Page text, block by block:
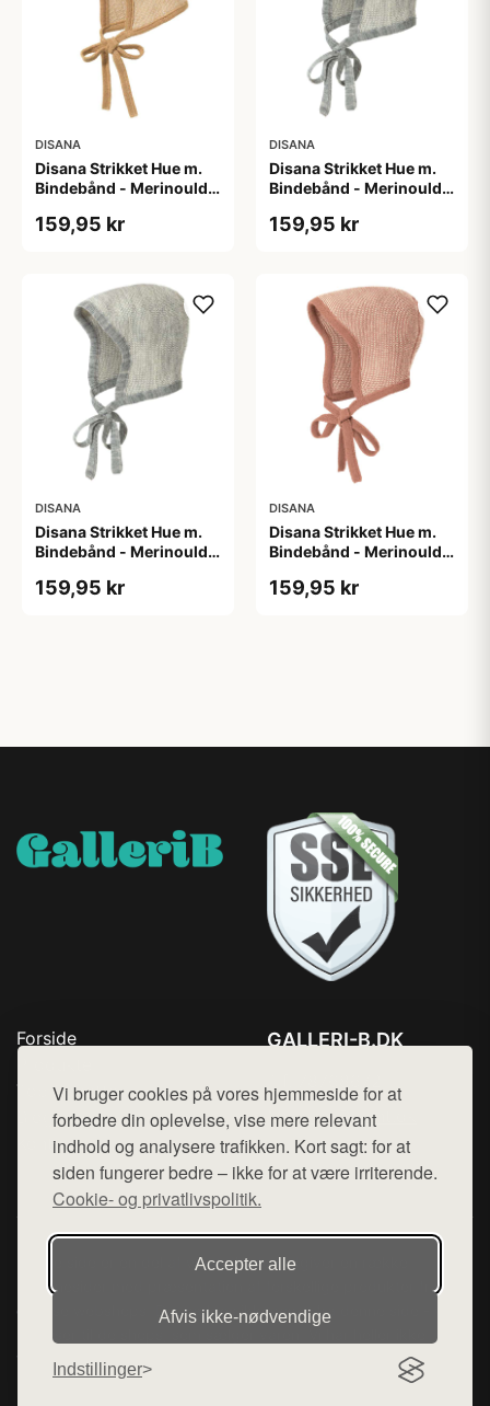
Vi bruger cookies på vores hjemmeside for at
forbedre din oplevelse, vise mere relevant
indhold og analysere trafikken. Kort sagt: for at
siden fungerer bedre – ikke for at være irriterende.
Cookie- og privatlivspolitik.
Accepter alle
Afvis ikke‑nødvendige
Indstillinger
DISANA
Disana Strikket Hue m.
Bindebånd - Merinould -
159,95 kr
DISANA
Disana Strikket Hue m.
Bindebånd - Merinould -
159,95 kr
DISANA
Disana Strikket Hue m.
Bindebånd - Merinould -
159,95 kr
DISANA
Disana Strikket Hue m.
Bindebånd - Merinould -
159,95 kr
Forside
Top Rabatter
Blog
Kontakt
GALLERI-B.DK
Mail: hej@want.dk
Cookie- og privatlivspolitik
Denne side er en del af want.dk, der udgiver en række
hjemmesider med præsentation af forskellige produkter fra
diverse webshops. Der sælges ikke varer fra denne side - vi
henviser til de shops, som sælger varen. Vi har heller ikke
varerne på lager.